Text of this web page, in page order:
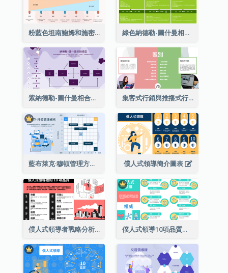
粉藍色坦南鮑姆和施密特的領導連續論戰略分析 綠色納德勒-圖什曼相合型號戰略分析
紫納德勒-圖什曼相合型號戰略分析 集客式行銷與推播式行銷多項對比
藍布萊克·穆頓管理方格戰略分析 僕人式領導簡介圖表
僕人式領導者戰略分析的10項品質 僕人式領導10項品質彩色圖解